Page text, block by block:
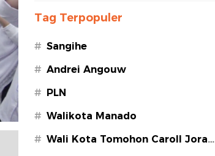
Tag Terpopuler
# Sangihe
# Andrei Angouw
# PLN
# Walikota Manado
# Wali Kota Tomohon Caroll Joram